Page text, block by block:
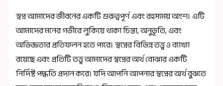
স্বপ্ন আমাদের জীবনের একটি গুরুত্বপূর্ণ এবং রহস্যময় অংশ। এটি
আমাদের মনের গভীরে লুকিয়ে থাকা চিন্তা, অনুভূতি, এবং
অভিজ্ঞতার প্রতিফলন হতে পারে। স্বপ্নের বিভিন্ন তত্ত্ব ও ব্যাখ্যা
রয়েছে এবং প্রতিটি তত্ত্ব আমাদের স্বপ্নের অর্থ বোঝার একটি
নির্দিষ্ট পদ্ধতি প্রদান করে। যদি আপনি আপনার স্বপ্নের অর্থ বুঝতে